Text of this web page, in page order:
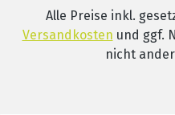
Alle Preise inkl.
Versandkosten und ggf.
nicht